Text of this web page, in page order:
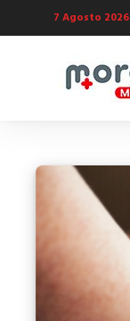
7 Agosto 2026